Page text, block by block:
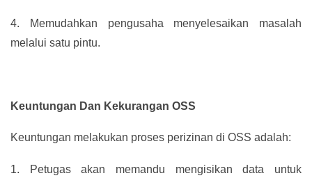
4.
Memudahkan pengusaha menyelesaikan masalah
melalui satu pintu.
Keuntungan Dan Kekurangan OSS
Keuntungan melakukan proses perizinan di OSS adalah:
1.
Petugas akan memandu mengisikan data untuk